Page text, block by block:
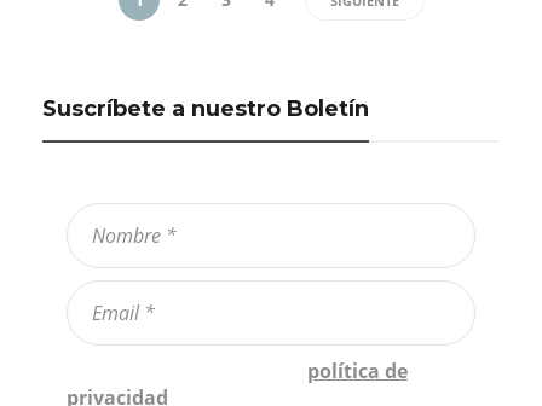
Suscríbete a nuestro Boletín
política de
privacidad